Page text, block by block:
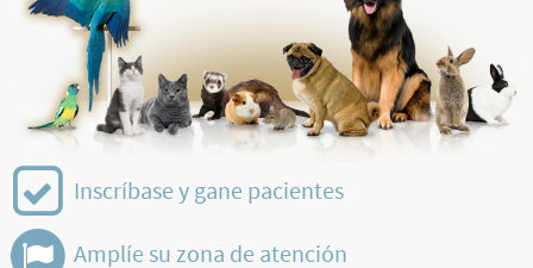
Inscríbase y gane pacientes
Amplíe su zona de atención